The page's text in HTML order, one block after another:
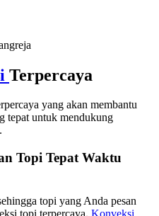
Terpercaya
yang akan membantu
tepat untuk mendukung
Topi Tepat Waktu
topi yang Anda pesan
topi terpercaya. Konveksi